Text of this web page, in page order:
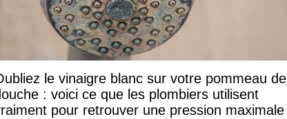
le vinaigre blanc sur votre pommeau de
: voici ce que les plombiers utilisent
pour retrouver une pression maximale